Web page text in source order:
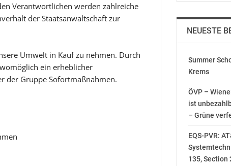
Verantwortlichen werden zahlreiche
der Staatsanwaltschaft zur
Umwelt in Kauf zu nehmen. Durch
ein erheblicher
der Gruppe Sofortmaßnahmen.
NEUESTE
Summer
Krems
ÖVP –
ist
– Grüne
EQS-PVR:
135, Section